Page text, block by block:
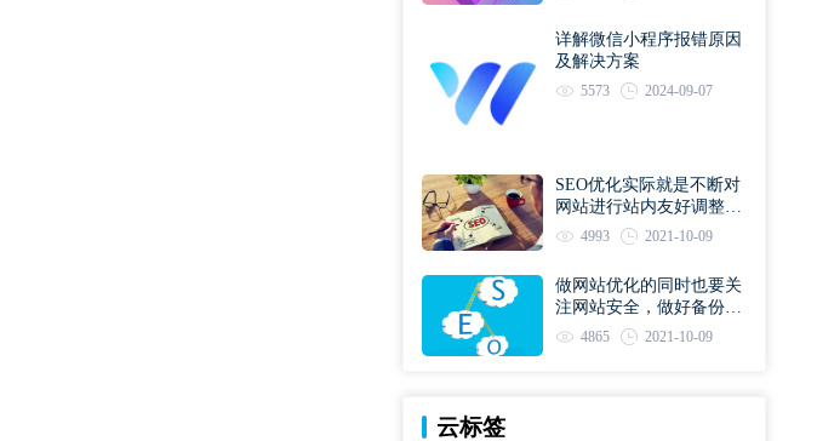
详解微信小程序报错原因
及解决方案
5573 2024-09-07
SEO优化实际就是不断对
网站进行站内友好调整直
到符合优化规则
4993 2021-10-09
做网站优化的同时也要关
注网站安全，做好备份工
作 4865 2021-10-09
云标签